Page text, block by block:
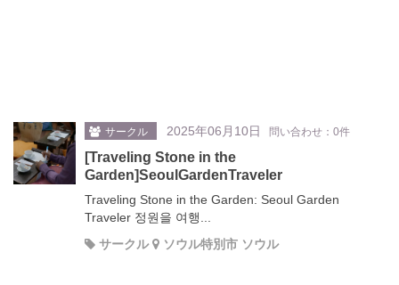
サークル 2025年06月10日 問い合わせ：0件
[Traveling Stone in the
Garden]SeoulGardenTraveler
Traveling Stone in the Garden: Seoul Garden
Traveler 정원을 여행...
サークル
ソウル特別市 ソウル